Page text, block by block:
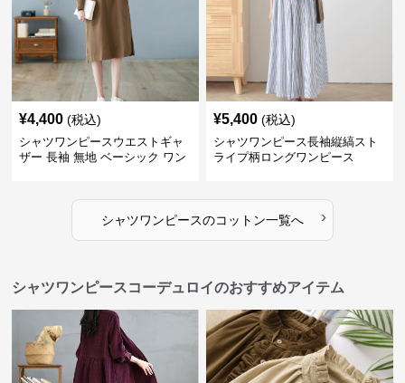
¥4,400 (税込)
シャツワンピースウエストギャ
ザー 長袖 無地 ベーシック ワン
¥5,400 (税込)
シャツワンピース長袖縦縞スト
ライプ柄ロングワンピース
シャツワンピースのコットン一覧へ ›
シャツワンピースコーデュロイのおすすめアイテム